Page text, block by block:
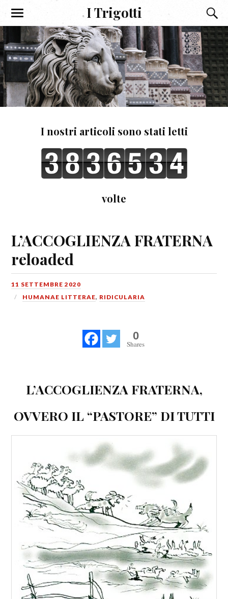
I Trigotti
I nostri articoli sono stati letti
volte
L’ACCOGLIENZA FRATERNA
reloaded
11 SETTEMBRE 2020
HUMANAE LITTERAE, RIDICULARIA
0
Shares
L’ACCOGLIENZA FRATERNA,
OVVERO IL “PASTORE” DI TUTTI